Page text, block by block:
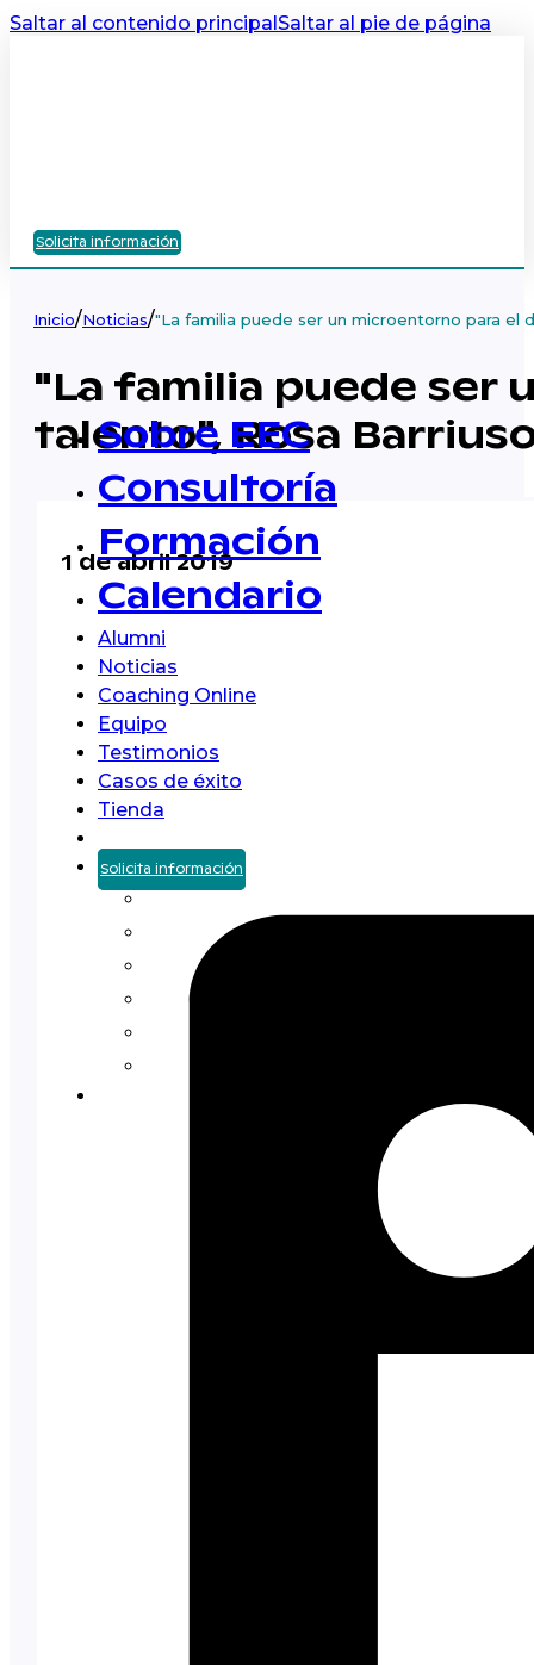
Saltar al contenido principalSaltar al pie de página
Solicita información
Sobre EEC
Consultoría
Formación
Calendario
Alumni
Noticias
Coaching Online
Equipo
Testimonios
Casos de éxito
Tienda
Solicita información
Inicio/Noticias/"La familia puede ser un microentorno para el
"La familia puede ser
talento", Rosa Barriuso
1 de abril 2019